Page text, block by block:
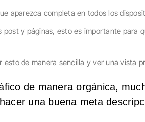
aparezca completa en todos los
post y páginas, esto es importante para
esto de manera sencilla y ver una vista
de manera orgánica,
una buena meta